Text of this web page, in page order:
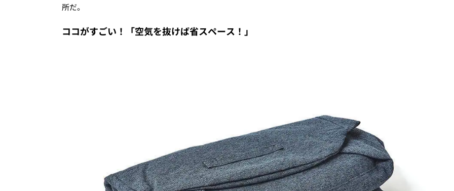
所だ。
ココがすごい！「空気を抜けば省スペース！」